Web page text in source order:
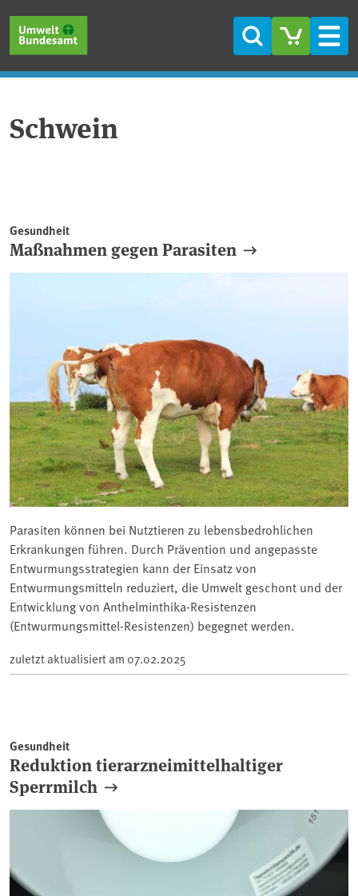
Suche
Schwein
Gesundheit
Maßnahmen gegen Parasiten
Parasiten können bei Nutztieren zu lebensbedrohlichen
Erkrankungen führen. Durch Prävention und angepasste
Entwurmungsstrategien kann der Einsatz von
Entwurmungsmitteln reduziert, die Umwelt geschont und der
Entwicklung von Anthelminthika-Resistenzen
(Entwurmungsmittel-Resistenzen) begegnet werden.
zuletzt aktualisiert am 07.02.2025
Gesundheit
Reduktion tierarzneimittelhaltiger
Sperrmilch